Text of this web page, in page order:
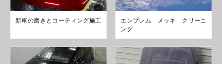
新車の磨きとコーティング施工
エンブレム メッキ クリーニ
ング